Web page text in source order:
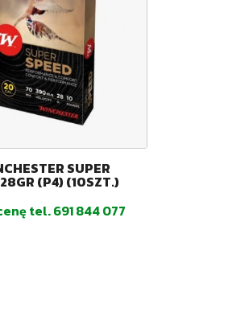
SUPER
(P4) (10SZT.)
tel. 691 844 077